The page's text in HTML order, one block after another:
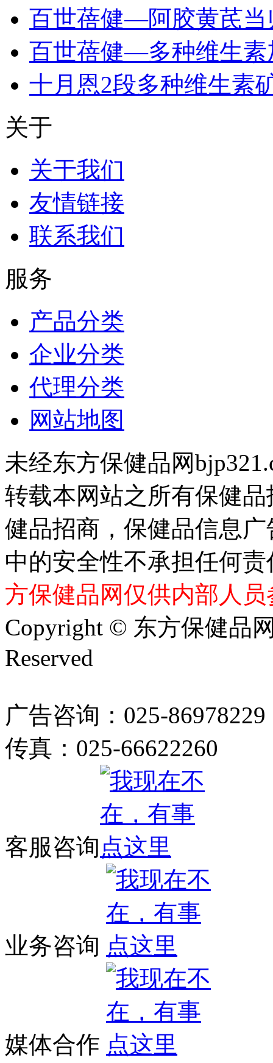
百世蓓健—阿胶黄芪当
百世蓓健—多种维生素
十月恩2段多种维生素
关于
关于我们
友情链接
联系我们
服务
产品分类
企业分类
代理分类
网站地图
未经东方保健品网
转载本网站之所有保健
健品招商，保健品信息
中的安全性不承担任何
方保健品网仅供内部人
Copyright © 东方保健品
Reserved
广告咨询：025-86978229
传真：025-66622260
客服咨询
业务咨询
媒体合作